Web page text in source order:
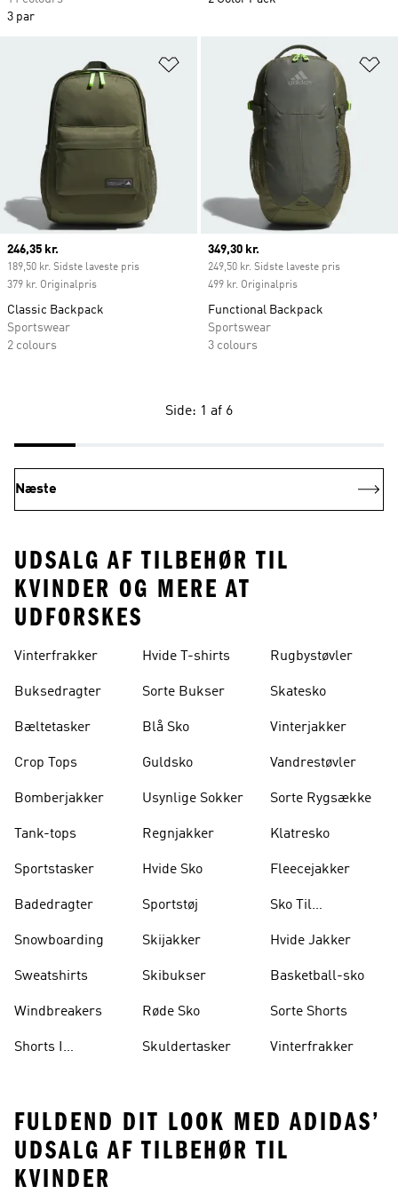
3 par
Føj til ønskeliste
Current price
246,35 kr.
189,50 kr. Sidste laveste pris
379 kr. Originalpris
Classic Backpack
Sportswear
2 colours
Current price
349,30 kr.
249,50 kr. Sidste laveste pris
499 kr. Originalpris
Functional Backpack
Sportswear
3 colours
Side: 1 af 6
Næste
UDSALG AF TILBEHØR TIL
KVINDER OG MERE AT
UDFORSKES
Vinterfrakker
Buksedragter
Bæltetasker
Crop Tops
Bomberjakker
Tank-tops
Sportstasker
Badedragter
Snowboarding
Sweatshirts
Windbreakers
Shorts I
Hvide T-shirts
Sorte Bukser
Blå Sko
Guldsko
Usynlige Sokker
Regnjakker
Hvide Sko
Sportstøj
Skijakker
Skibukser
Røde Sko
Skuldertasker
Rugbystøvler
Skatesko
Vinterjakker
Vandrestøvler
Sorte Rygsække
Klatresko
Fleecejakker
Sko Til
Hvide Jakker
Basketball-sko
Sorte Shorts
Vinterfrakker
FULDEND DIT LOOK MED ADIDAS’
UDSALG AF TILBEHØR TIL
KVINDER